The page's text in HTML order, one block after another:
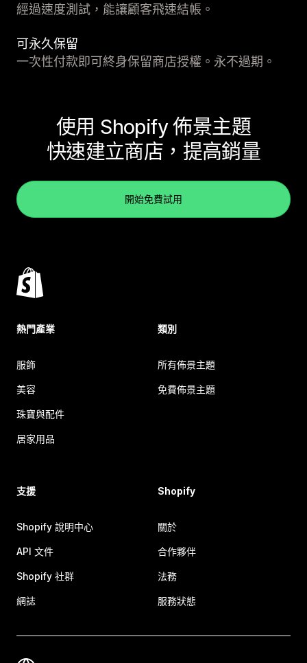
經過速度測試，能讓顧客飛速結帳。
可永久保留
一次性付款即可終身保留商店授權。永不過期。
使用 Shopify 佈景主題
快速建立商店，提高銷量
開始免費試用
熱門產業
服飾
美容
珠寶與配件
居家用品
類別
所有佈景主題
免費佈景主題
支援
Shopify 說明中心
API 文件
Shopify 社群
網誌
Shopify
關於
合作夥伴
法務
服務狀態